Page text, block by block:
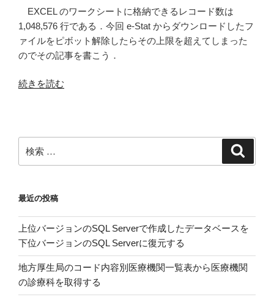
す”
EXCEL のワークシートに格納できるレコード数は
1,048,576 行である．今回 e-Stat からダウンロードしたフ
ァイルをピボット解除したらその上限を超えてしまった
のでその記事を書こう．
“180
デ
ー
Power
Query
で
処
理
し
て
続きを読む
索:
最近の投稿
上位バージョンのSQL Serverで作成したデータベースを
下位バージョンのSQL Serverに復元する
地方厚生局のコード内容別医療機関一覧表から医療機関
の診療科を取得する